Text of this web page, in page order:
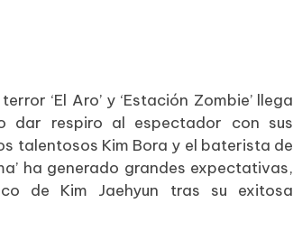
‘El Aro’ y ‘Estación Zombie’ llega
dar respiro al espectador con sus
talentosos Kim Bora y el baterista de
ha generado grandes expectativas,
de Kim Jaehyun tras su exitosa